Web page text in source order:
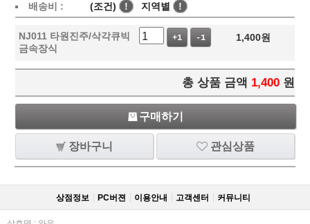
배송비 :
(조건) ! 지역별 !
NJ011 타원진주/삭각큐빅
금속장식
+1 -1 1,400원
총 상품 금액 1,400 원
구매하기
장바구니 관심상품
상점정보 PC버젼 이용안내 고객센터 커뮤니티